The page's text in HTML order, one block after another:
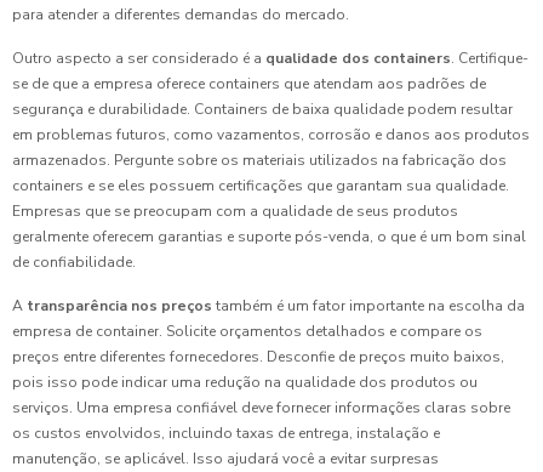
para atender a diferentes demandas do mercado.
Outro aspecto a ser considerado é a qualidade dos containers. Certifique-
se de que a empresa oferece containers que atendam aos padrões de
segurança e durabilidade. Containers de baixa qualidade podem resultar
em problemas futuros, como vazamentos, corrosão e danos aos produtos
armazenados. Pergunte sobre os materiais utilizados na fabricação dos
containers e se eles possuem certificações que garantam sua qualidade.
Empresas que se preocupam com a qualidade de seus produtos
geralmente oferecem garantias e suporte pós-venda, o que é um bom sinal
de confiabilidade.
A transparência nos preços também é um fator importante na escolha da
empresa de container. Solicite orçamentos detalhados e compare os
preços entre diferentes fornecedores. Desconfie de preços muito baixos,
pois isso pode indicar uma redução na qualidade dos produtos ou
serviços. Uma empresa confiável deve fornecer informações claras sobre
os custos envolvidos, incluindo taxas de entrega, instalação e
manutenção, se aplicável. Isso ajudará você a evitar surpresas